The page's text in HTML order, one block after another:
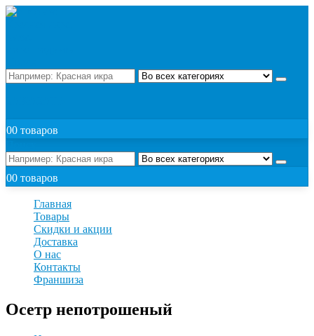
00 товаров
00 товаров
Главная
Товары
Скидки и акции
Доставка
О нас
Контакты
Франшиза
Осетр непотрошеный